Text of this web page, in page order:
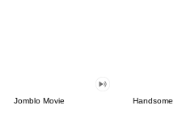
Jomblo Movie